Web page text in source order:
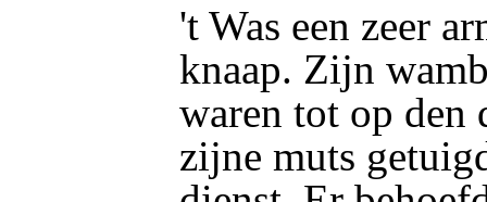
't Was een zeer
knaap. Zijn
waren tot op den
zijne muts